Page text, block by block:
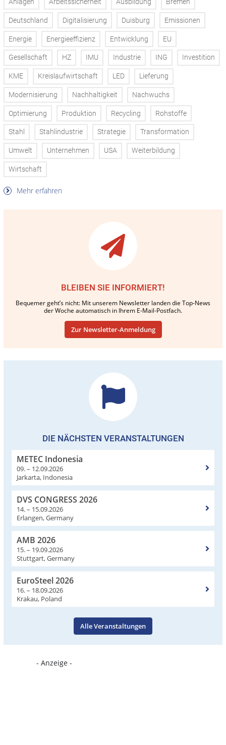
Anlagen Arbeitssicherheit Ausbildung Bremen
Deutschland Digitalisierung Duisburg Emissionen
Energie Energieeffizienz Entwicklung EU
Gesellschaft HZ IMU Industrie ING Investition
KME Kreislaufwirtschaft LED Lieferung
Modernisierung Nachhaltigkeit Nachwuchs
Optimierung Produktion Recycling Rohstoffe
Stahl Stahlindustrie Strategie Transformation
Umwelt Unternehmen USA Weiterbildung
Wirtschaft
Mehr erfahren
BLEIBEN SIE INFORMIERT!
Bequemer geht’s nicht: Mit unserem Newsletter landen die Top-News
der Woche automatisch in Ihrem E-Mail-Postfach.
Zur Newsletter-Anmeldung
DIE NÄCHSTEN VERANSTALTUNGEN
METEC Indonesia
09. – 12.09.2026
Jarkarta, Indonesia
DVS CONGRESS 2026
14. – 15.09.2026
Erlangen, Germany
AMB 2026
15. – 19.09.2026
Stuttgart, Germany
EuroSteel 2026
16. – 18.09.2026
Krakau, Poland
Alle Veranstaltungen
- Anzeige -